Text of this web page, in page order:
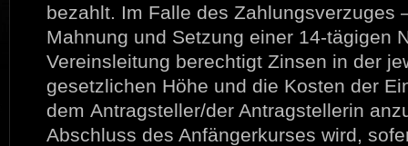
bezahlt. Im Falle des Zahlungsverzuges
Mahnung und Setzung einer 14-tägigen
Vereinsleitung berechtigt Zinsen in der
gesetzlichen Höhe und die Kosten der
dem Antragsteller/der Antragstellerin
Abschluss des Anfängerkurses wird,